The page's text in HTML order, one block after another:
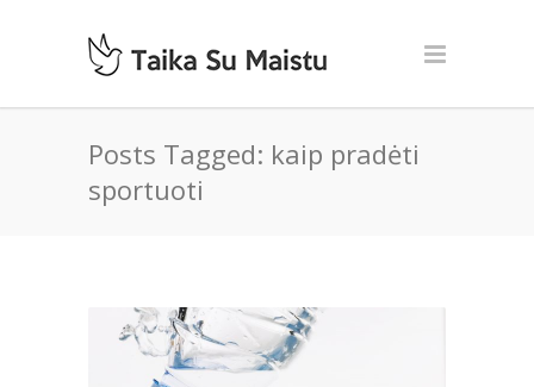
Posts Tagged: kaip pradėti
sportuoti